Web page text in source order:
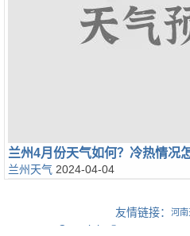
兰州4月份天气如何？冷热情况
兰州天气 2024-04-04
友情链接： 河南
Copyright ©